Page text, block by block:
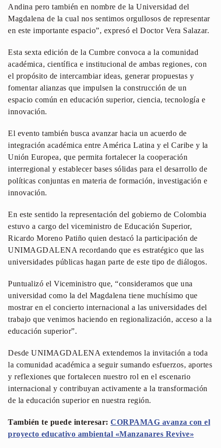
Andina pero también en nombre de la Universidad del
Magdalena de la cual nos sentimos orgullosos de representar
en este importante espacio”, expresó el Doctor Vera Salazar.
Esta sexta edición de la Cumbre convoca a la comunidad
académica, científica e institucional de ambas regiones, con
el propósito de intercambiar ideas, generar propuestas y
fomentar alianzas que impulsen la construcción de un
espacio común en educación superior, ciencia, tecnología e
innovación.
El evento también busca avanzar hacia un acuerdo de
integración académica entre América Latina y el Caribe y la
Unión Europea, que permita fortalecer la cooperación
interregional y establecer bases sólidas para el desarrollo de
políticas conjuntas en materia de formación, investigación e
innovación.
En este sentido la representación del gobierno de Colombia
estuvo a cargo del viceministro de Educación Superior,
Ricardo Moreno Patiño quien destacó la participación de
UNIMAGDALENA recordando que es estratégico que las
universidades públicas hagan parte de este tipo de diálogos.
Puntualizó el Viceministro que, “consideramos que una
universidad como la del Magdalena tiene muchísimo que
mostrar en el concierto internacional a las universidades del
trabajo que venimos haciendo en regionalización, acceso a la
educación superior”.
Desde UNIMAGDALENA extendemos la invitación a toda
la comunidad académica a seguir sumando esfuerzos, aportes
y reflexiones que fortalecen nuestro rol en el escenario
internacional y contribuyan activamente a la transformación
de la educación superior en nuestra región.
También te puede interesar: CORPAMAG avanza con el
proyecto educativo ambiental «Manzanares Revive»